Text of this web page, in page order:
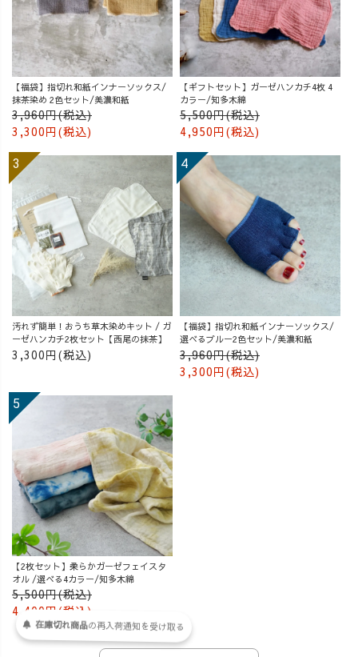
【福袋】指切れ和紙インナーソックス/
抹茶染め 2色セット/美濃和紙
3,960円(税込)
3,300円(税込)
【ギフトセット】ガーゼハンカチ4枚 4
カラー/知多木綿
5,500円(税込)
4,950円(税込)
汚れず簡単！おうち草木染めキット / ガ
ーゼハンカチ2枚セット【西尾の抹茶】
3,300円(税込)
【福袋】指切れ和紙インナーソックス/
選べるブルー2色セット/美濃和紙
3,960円(税込)
3,300円(税込)
【2枚セット】柔らかガーゼフェイスタ
オル /選べる4カラー/知多木綿
5,500円(税込)
4,400円(税込)
在庫切れ商品の再入荷通知を受け取る